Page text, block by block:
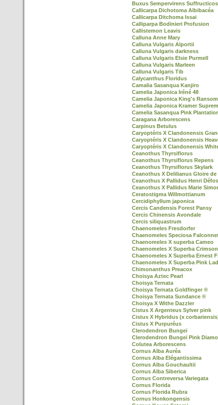
Buxus Sempervirens
Callicarpa Dichotoma Albibacéa
Callicarpa Ditchoma Issai
Calliparpa Bodinieri Profusion
Callistemon Leavis
Calluna Anne Mary
Calluna Vulgaris Alportii
Calluna Vulgaris darkness
Calluna Vulgaris Elsie Purmell
Calluna Vulgaris Marleen
Calluna Vulgaris Tib
Calycanthus Floridus
Camalia Sasanqua Kanjiro
Camelia Japonica Iréné 48
Camelia Japonica King's Ransom
Camelia Japonica Kramer
Camelia Sasanqua Pink
Caragana Arborescens
Carpinus Betulus
Caryoptéris X Clandonensis
Caryoptéris X Clandonensis
Caryoptéris X Clandonensis
Ceanothus Thyrsiflorus
Ceanothus Thyrsiflorus Repens
Ceanothus Thyrsiflorus Skylark
Ceanothus X Delilianus Gloire de
Ceanothus X Pallidus Henri
Ceanothus X Pallidus Marie
Ceratostigma Willmottianum
Cercidiphyllum japonica
Cercis Candensis Forest Pansy
Cercis Chinensis Avondale
Cercis siliquastrum
Chaenomeles Fresdorfer
Chaenomeles Speciosa
Chaenomeles X superba Cameo
Chaenomeles X Superba
Chaenomeles X Superba Ernest
Chaenomeles X Superba Pink
Chimonanthus Preacox
Choisya Aztec Pearl
Choisya Ternata
Choisya Ternata Goldfinger ®
Choisya Ternata Sundance ®
Choisya X Withe Dazzler
Cistus X Argenteus Sylver pink
Cistus X Hybridus (x
Cistus X Purpuréus
Clerodendron Bungeï
Clerodendron Bungeï Pink
Colutea Arborescens
Cornus Alba Auréa
Cornus Alba Elégantissima
Cornus Alba Gouchaultii
Cornus Alba Siberica
Cornus Contreversa Variegata
Cornus Florida
Cornus Florida Rubra
Cornus Honkongensis